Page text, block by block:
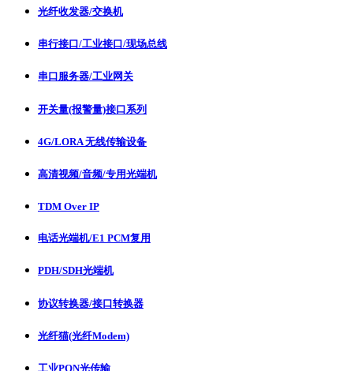
光纤收发器/交换机
串行接口/工业接口/现场总线
串口服务器/工业网关
开关量(报警量)接口系列
4G/LORA 无线传输设备
高清视频/音频/专用光端机
TDM Over IP
电话光端机/E1 PCM复用
PDH/SDH光端机
协议转换器/接口转换器
光纤猫(光纤Modem)
工业PON光传输